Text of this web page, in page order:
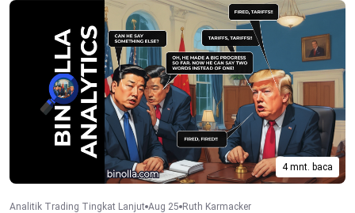
4 mnt. baca
Analitik Trading Tingkat Lanjut Aug 25 Ruth Karmacker